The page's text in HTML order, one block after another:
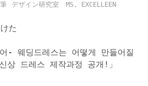
デザイン研究室 MS. EXCELLEEN
た
어- 웨딩드레스는 어떻게 만들어질
드레스 제작과정 공개!」